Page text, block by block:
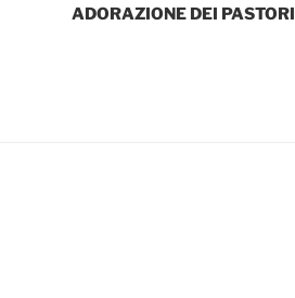
ADORAZIONE DEI PASTORI